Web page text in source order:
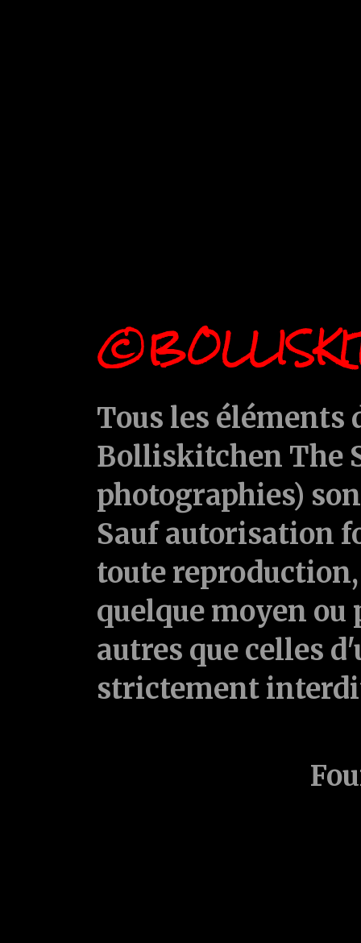
Tous les
Bolliskitchen The
photographies)
Sauf autorisation
toute
quelque moyen ou
autres que celles
strictement